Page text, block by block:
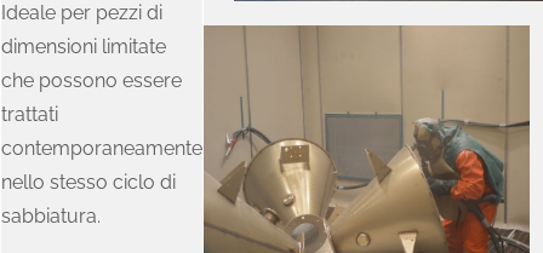
Ideale per pezzi di
dimensioni limitate
che possono essere
trattati
contemporaneamente
nello stesso ciclo di
sabbiatura.